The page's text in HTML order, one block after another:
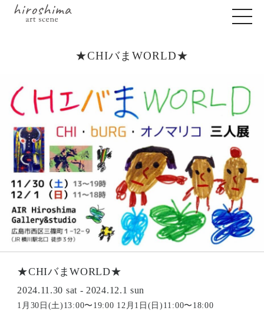
★CHIバまWORLD★
★CHIバまWORLD★
2024.11.30 sat - 2024.12.1 sun
1月30日(土)13:00〜19:00 12月1日(日)11:00〜18:00